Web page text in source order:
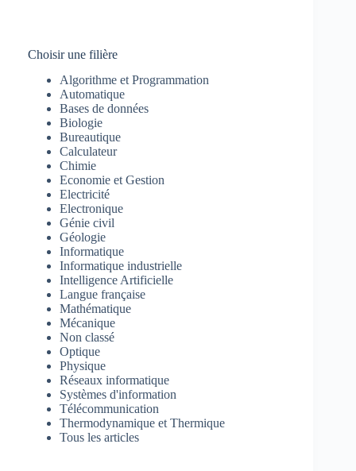
Choisir une filière
Algorithme et Programmation
Automatique
Bases de données
Biologie
Bureautique
Calculateur
Chimie
Economie et Gestion
Electricité
Electronique
Génie civil
Géologie
Informatique
Informatique industrielle
Intelligence Artificielle
Langue française
Mathématique
Mécanique
Non classé
Optique
Physique
Réseaux informatique
Systèmes d'information
Télécommunication
Thermodynamique et Thermique
Tous les articles